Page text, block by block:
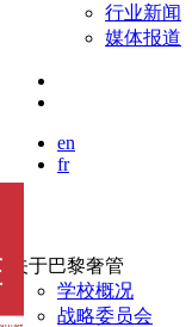
行业新闻
媒体报道
en
fr
关于巴黎奢管
学校概况
战略委员会